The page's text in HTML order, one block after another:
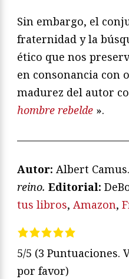
Sin embargo, el
fraternidad y la
ético que nos
en consonancia con
madurez del autor
hombre rebelde ».
Autor: Albert Camus.
reino. Editorial:
tus libros, Amazon,
5/5 (3 Puntuaciones.
por favor)